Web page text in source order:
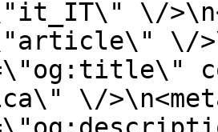
\/
\/
\/